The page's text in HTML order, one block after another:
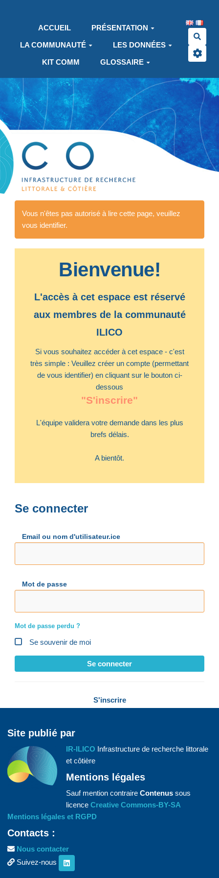
ACCUEIL
PRÉSENTATION
LA COMMUNAUTÉ LES DONNÉES
KIT COMM GLOSSAIRE
Vous n'êtes pas autorisé à lire cette page, veuillez
vous identifier.
Bienvenue!
L'accès à cet espace est réservé
aux membres de la communauté
ILICO
Si vous souhaitez accéder à cet espace - c'est
très simple : Veuillez créer un compte (permettant
de vous identifier) en cliquant sur le bouton ci-
dessous
"S'inscrire"
L'équipe validera votre demande dans les plus
brefs délais.
A bientôt.
Se connecter
Email ou nom d'utilisateur.ice
Mot de passe
Mot de passe perdu ?
Se souvenir de moi
Se connecter
S'inscrire
Site publié par
IR-ILICO Infrastructure de recherche littorale
et côtière
Mentions légales
Sauf mention contraire Contenus sous
licence Creative Commons-BY-SA
Mentions légales et RGPD
Contacts :
Nous contacter
Suivez-nous